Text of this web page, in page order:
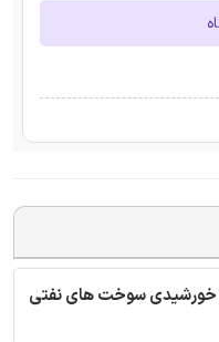
خورشیدی سوخت های نفتی